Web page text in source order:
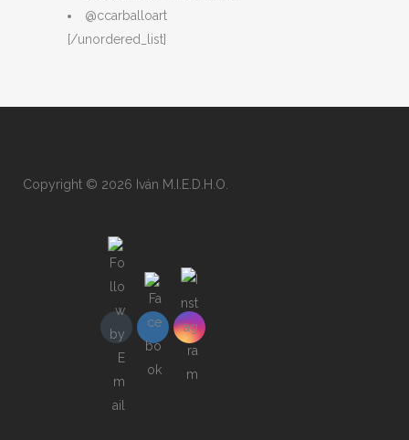
@ccarballoart
[/unordered_list]
Copyright © 2026 Iván M.I.E.D.H.O.